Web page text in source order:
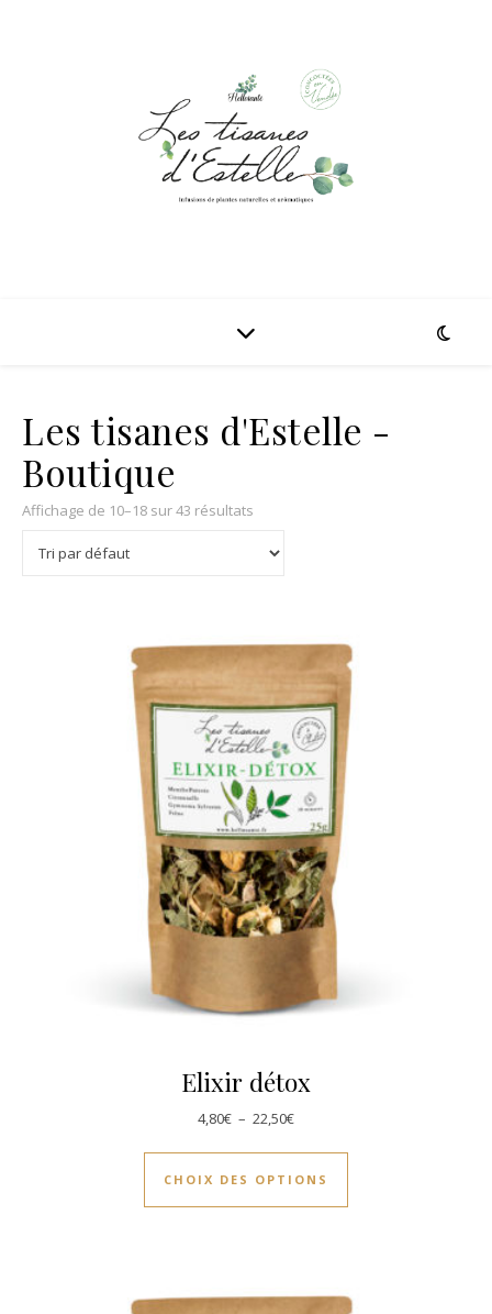
Les tisanes d'Estelle -
Boutique
Affichage de 10–18 sur 43 résultats
Elixir détox
4,80€ – 22,50€Plage de prix : 4,80€ à 22,50€
CHOIX DES OPTIONS
Ce produit a